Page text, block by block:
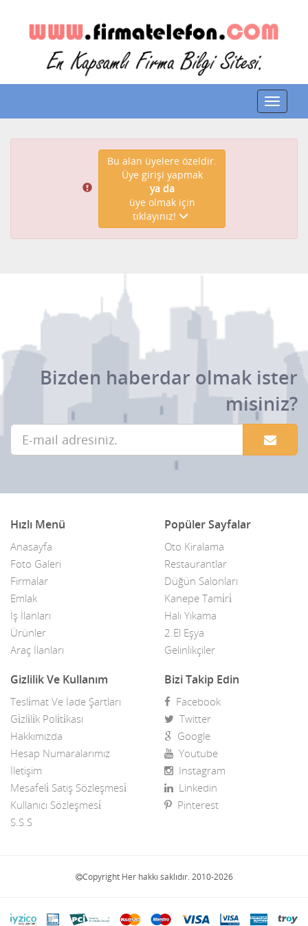
Toggle
Bu alan üyelere özeldir.
Üye girişi yapmak
ya da
üye olmak için
tıklayınız!
Bizden haberdar olmak ister
misiniz?
Hızlı Menü
Anasayfa
Foto Galeri
Firmalar
Emlak
İş İlanları
Ürünler
Araç İlanları
Popüler Sayfalar
Oto Kiralama
Restaurantlar
Düğün Salonları
Kanepe Tami̇ri̇
Halı Yıkama
2.El Eşya
Gelinlikçiler
Gizlilik Ve Kullanım
Tesli̇mat Ve İade Şartları
Gi̇zli̇li̇k Poli̇ti̇kası
Hakkımızda
Hesap Numaralarımız
İletişim
Mesafeli̇ Satış Sözleşmesi̇
Kullanıcı Sözleşmesi̇
S.S.S
Bizi Takip Edin
Facebook
Twitter
Google
Youtube
Instagram
Linkedin
Pinterest
Copyright Her hakkı saklıdır. 2010-2026